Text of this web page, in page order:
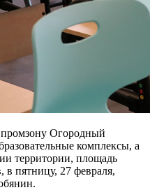
Огородный
комплексы, а
территории, площадь
в пятницу, 27 февраля,